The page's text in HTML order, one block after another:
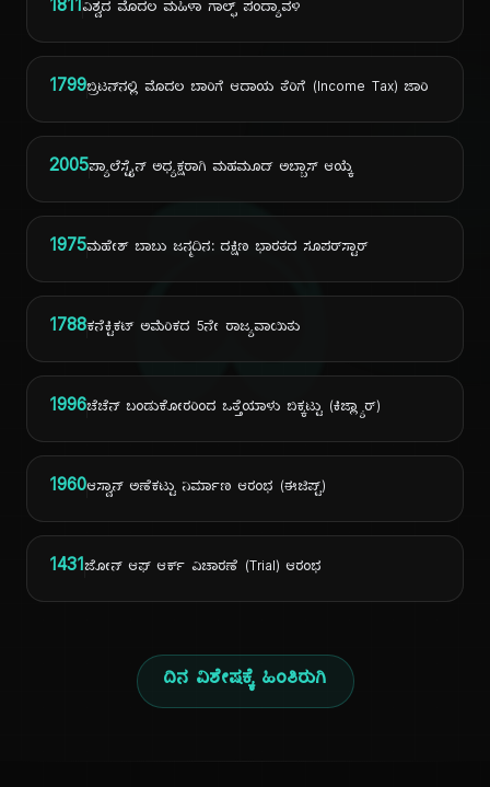
ದಿ
1811ವಿಶ್ವದ ಮೊದಲ ಮಹಿಳಾ ಗಾಲ್ಫ್ ಪಂದ್ಯಾವಳಿ
1799ಬ್ರಿಟನ್‌ನಲ್ಲಿ ಮೊದಲ ಬಾರಿಗೆ ಆದಾಯ ತೆರಿಗೆ (Income Tax) ಜಾರಿ
2005ಪ್ಯಾಲೆಸ್ಟೈನ್ ಅಧ್ಯಕ್ಷರಾಗಿ ಮಹಮೂದ್ ಅಬ್ಬಾಸ್ ಆಯ್ಕೆ
1975ಮಹೇಶ್ ಬಾಬು ಜನ್ಮದಿನ: ದಕ್ಷಿಣ ಭಾರತದ ಸೂಪರ್‌ಸ್ಟಾರ್
1788ಕನೆಕ್ಟಿಕಟ್ ಅಮೆರಿಕದ 5ನೇ ರಾಜ್ಯವಾಯಿತು
1996ಚೆಚೆನ್ ಬಂಡುಕೋರರಿಂದ ಒತ್ತೆಯಾಳು ಬಿಕ್ಕಟ್ಟು (ಕಿಜ್ಲ್ಯಾರ್)
1960ಆಸ್ವಾನ್ ಅಣೆಕಟ್ಟು ನಿರ್ಮಾಣ ಆರಂಭ (ಈಜಿಪ್ಟ್)
1431ಜೋನ್ ಆಫ್ ಆರ್ಕ್ ವಿಚಾರಣೆ (Trial) ಆರಂಭ
ದಿನ ವಿಶೇಷಕ್ಕೆ ಹಿಂತಿರುಗಿ